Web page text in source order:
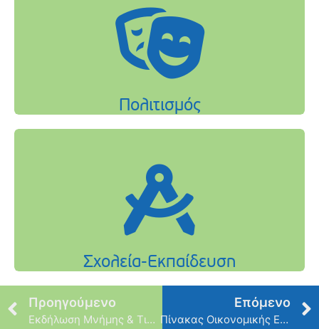
Προηγούμενο
Εκδήλωση Μνήμης & Τιμής
Επόμενο
Πίνακας Οικονομικής Επιτροπής